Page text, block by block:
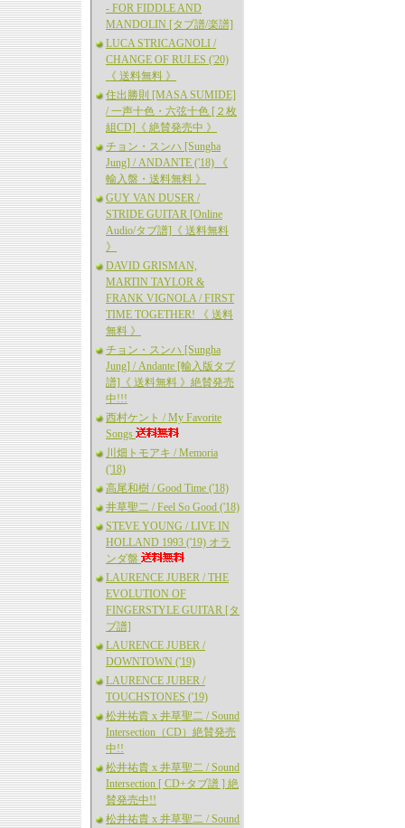
- FOR FIDDLE AND
MANDOLIN [タブ譜/楽譜]
LUCA STRICAGNOLI /
CHANGE OF RULES ('20)
《 送料無料 》
住出勝則 [MASA SUMIDE]
/ 一声十色・六弦十色 [２枚
組CD]《 絶賛発売中 》
チョン・スンハ [Sungha
Jung] / ANDANTE ('18) 《
輸入盤・送料無料 》
GUY VAN DUSER /
STRIDE GUITAR [Online
Audio/タブ譜]《 送料無料
》
DAVID GRISMAN,
MARTIN TAYLOR &
FRANK VIGNOLA / FIRST
TIME TOGETHER! 《 送料
無料 》
チョン・スンハ [Sungha
Jung] / Andante [輸入版タブ
譜]《 送料無料 》絶賛発売
中!!!
西村ケント / My Favorite
Songs
川畑トモアキ / Memoria
('18)
高尾和樹 / Good Time ('18)
井草聖二 / Feel So Good ('18)
STEVE YOUNG / LIVE IN
HOLLAND 1993 ('19) オラ
ンダ盤
LAURENCE JUBER / THE
EVOLUTION OF
FINGERSTYLE GUITAR [タ
ブ譜]
LAURENCE JUBER /
DOWNTOWN ('19)
LAURENCE JUBER /
TOUCHSTONES ('19)
松井祐貴 x 井草聖二 / Sound
Intersection（CD）絶賛発売
中!!
松井祐貴 x 井草聖二 / Sound
Intersection [ CD+タブ譜 ] 絶
賛発売中!!
松井祐貴 x 井草聖二 / Sound